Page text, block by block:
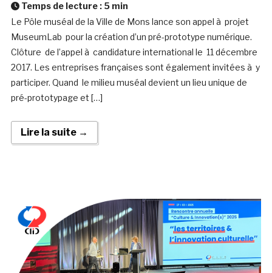
Temps de lecture : 5 min
Le Pôle muséal de la Ville de Mons lance son appel à projet
MuseumLab pour la création d’un pré-prototype numérique.
Clôture de l’appel à candidature international le 11 décembre
2017. Les entreprises françaises sont également invitées à y
participer. Quand le milieu muséal devient un lieu unique de
pré-prototypage et […]
Lire la suite →